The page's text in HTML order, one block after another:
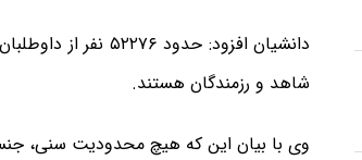
دانشیان افزود:
شاهد و رزمندگان هستند.
وی با بیان این که هیچ محدودیت سنی،